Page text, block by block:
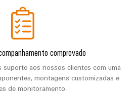
comprovado
suporte aos nossos clientes com uma
montagens customizadas e
de monitoramento.